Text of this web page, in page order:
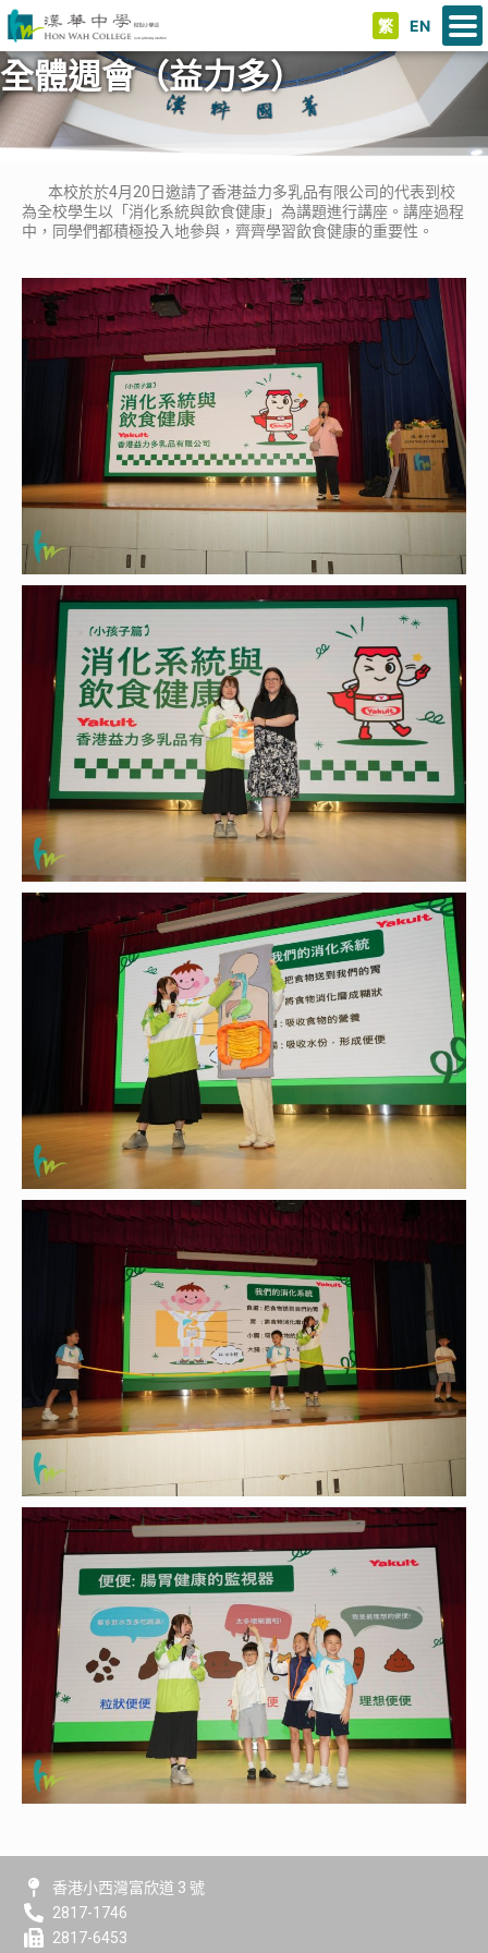
繁 EN
全體週會（益力多）
本校於於4月20日邀請了香港益力多乳品有限公司的代表到校
為全校學生以「消化系統與飲食健康」為講題進行講座。講座過程
中，同學們都積極投入地參與，齊齊學習飲食健康的重要性。
香港小西灣富欣道 3 號
2817-1746
2817-6453